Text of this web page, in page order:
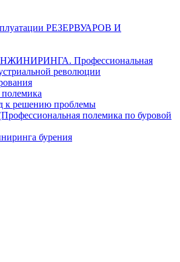
РЕЗЕРВУАРОВ И
Профессиональная
революции
решению проблемы
полемика по буровой
бурения